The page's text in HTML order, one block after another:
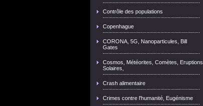
Contrôle des populations
Copenhague
CORONA, 5G, Nanoparticules, Bill
Gates
Cosmos, Météorites, Comètes, Eruptions
Solaires,
Crash alimentaire
Crimes contre l'humanité, Eugénisme